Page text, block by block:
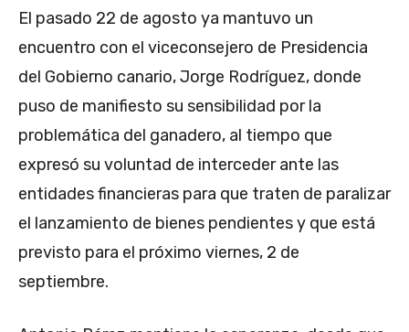
El pasado 22 de agosto ya mantuvo un
encuentro con el viceconsejero de Presidencia
del Gobierno canario, Jorge Rodríguez, donde
puso de manifiesto su sensibilidad por la
problemática del ganadero, al tiempo que
expresó su voluntad de interceder ante las
entidades financieras para que traten de paralizar
el lanzamiento de bienes pendientes y que está
previsto para el próximo viernes, 2 de
septiembre.